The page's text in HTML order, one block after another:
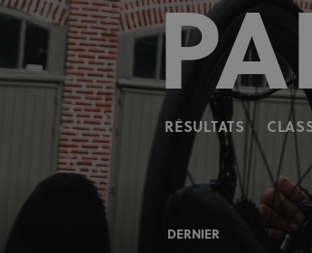
RÉSULTATS
DERNIER